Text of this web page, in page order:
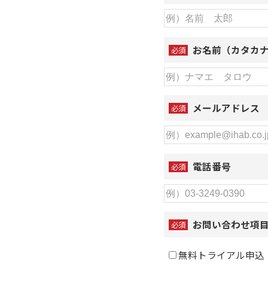
必須 お名前（カタカ
必須 メールアドレス
必須 電話番号
必須 お問い合わせ項
無料トライアル申込